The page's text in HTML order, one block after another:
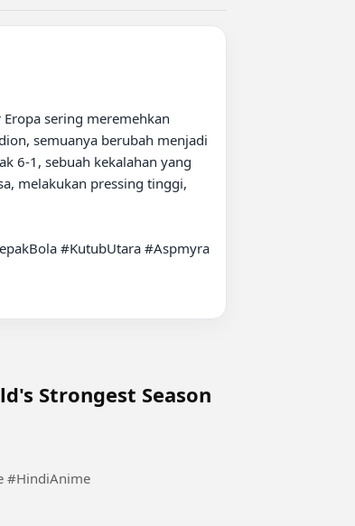
sering meremehkan
semuanya berubah menjadi
6-1, sebuah kekalahan yang
melakukan pressing tinggi,
#KutubUtara #Aspmyra
Strongest Season
#HindiAnime